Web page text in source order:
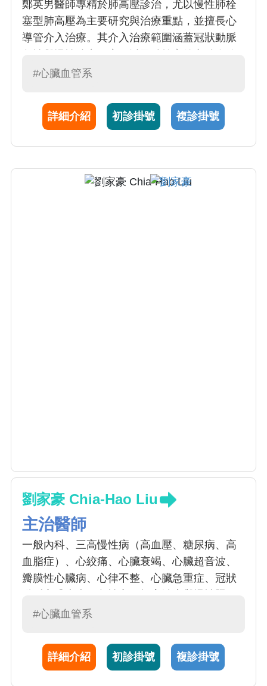
鄭英男醫師專精於肺高壓診治，尤以慢性肺栓
塞型肺高壓為主要研究與治療重點，並擅長心
導管介入治療。其介入治療範圍涵蓋冠狀動脈
再暢通術，並具備完整且精準的心臟超音波評
療中心進修，汲取國際先進經驗，期望為更多
肺高壓與肺栓塞患者提供更完善的醫療照護。
瓣膜性心臟病與心臟結構異常、心律不整等心
血管疾病的診斷與治療。 鄭醫師認為藥物治療
#心臟血管系
詳細介紹 初診掛號 複診掛號
劉家豪 Chia-Hao Liu
主治醫師
一般內科、三高慢性病（高血壓、糖尿病、高
血脂症）、心絞痛、心臟衰竭、心臟超音波、
瓣膜性心臟病、心律不整、心臟急重症、冠狀
護、週邊血管疾病。
#心臟血管系
詳細介紹 初診掛號 複診掛號